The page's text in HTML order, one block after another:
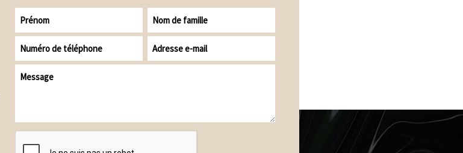
Prénom
Nom
famille
Numéro
téléphone
Adresse
Message